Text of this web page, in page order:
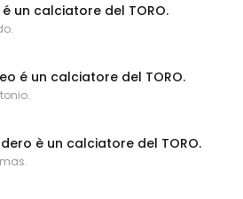
un calciatore del TORO.
é un calciatore del TORO.
è un calciatore del TORO.